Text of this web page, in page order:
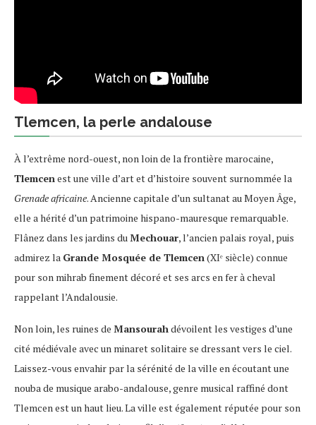
Tlemcen, la perle andalouse
À l’extrême nord-ouest, non loin de la frontière marocaine,
Tlemcenest une ville d’art et d’histoire souvent surnommée la
Grenade africaine. Ancienne capitale d’un sultanat au Moyen Âge,
elle a hérité d’un patrimoine hispano-mauresque remarquable.
Flânez dans les jardins duMechouar, l’ancien palais royal, puis
admirez la Grande Mosquée de Tlemcen(XIᵉ siècle) connue
pour son mihrab finement décoré et ses arcs en fer à cheval
rappelant l’Andalousie.
Non loin, les ruines de Mansourahdévoilent les vestiges d’une
cité médiévale avec un minaret solitaire se dressant vers le ciel.
Laissez-vous envahir par la sérénité de la ville en écoutant une
nouba de musique arabo-andalouse, genre musical raffiné dont
Tlemcen est un haut lieu. La ville est également réputée pour son